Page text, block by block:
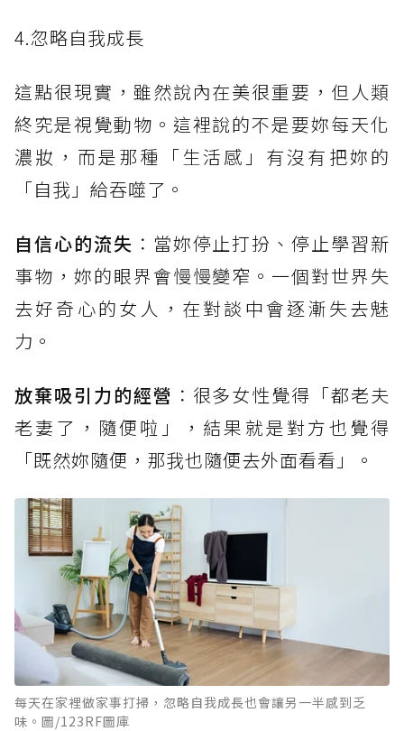
4.忽略自我成長
這點很現實，雖然說內在美很重要，但人類
終究是視覺動物。這裡說的不是要妳每天化
濃妝，而是那種「生活感」有沒有把妳的
「自我」給吞噬了。
自信心的流失 ：當妳停止打扮、停止學習新
事物，妳的眼界會慢慢變窄。一個對世界失
去好奇心的女人，在對談中會逐漸失去魅
力。
放棄吸引力的經營 ：很多女性覺得「都老夫
老妻了，隨便啦」，結果就是對方也覺得
「既然妳隨便，那我也隨便去外面看看」。
每天在家裡做家事打掃，忽略自我成長也會讓另一半感到乏
味。圖/123RF圖庫